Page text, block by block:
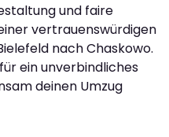
und faire
vertrauenswürdigen
nach Chaskowo.
ein unverbindliches
deinen Umzug